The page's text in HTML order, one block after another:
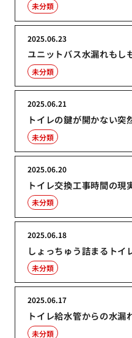
未分類
ユニットバス水漏れもし
2025.06.23
未分類
トイレの鍵が開かない突
2025.06.21
未分類
トイレ交換工事時間の現
2025.06.20
未分類
しょっちゅう詰まるトイ
2025.06.18
未分類
トイレ給水管からの水漏
2025.06.17
未分類